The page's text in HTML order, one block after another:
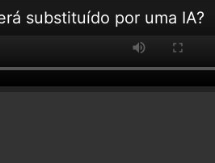
substituído por uma IA?